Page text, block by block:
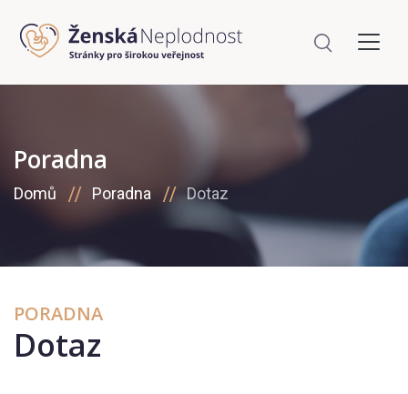
Poradna
Domů Poradna Dotaz
PORADNA
Dotaz